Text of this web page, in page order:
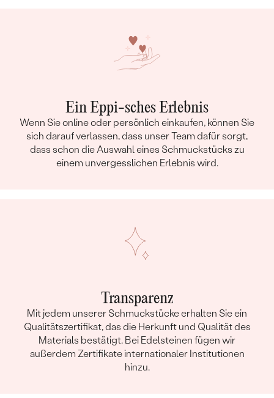
Ein Eppi-sches Erlebnis
Wenn Sie online oder persönlich einkaufen, können Sie
sich darauf verlassen, dass unser Team dafür sorgt,
dass schon die Auswahl eines Schmuckstücks zu
einem unvergesslichen Erlebnis wird.
Transparenz
Mit jedem unserer Schmuckstücke erhalten Sie ein
Qualitätszertifikat, das die Herkunft und Qualität des
Materials bestätigt. Bei Edelsteinen fügen wir
außerdem Zertifikate internationaler Institutionen
hinzu.